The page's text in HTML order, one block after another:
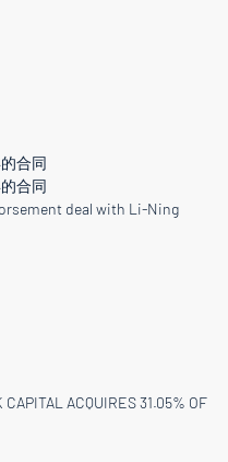
合同
合同
deal with Li-Ning
CAPITAL ACQUIRES 31.05% OF